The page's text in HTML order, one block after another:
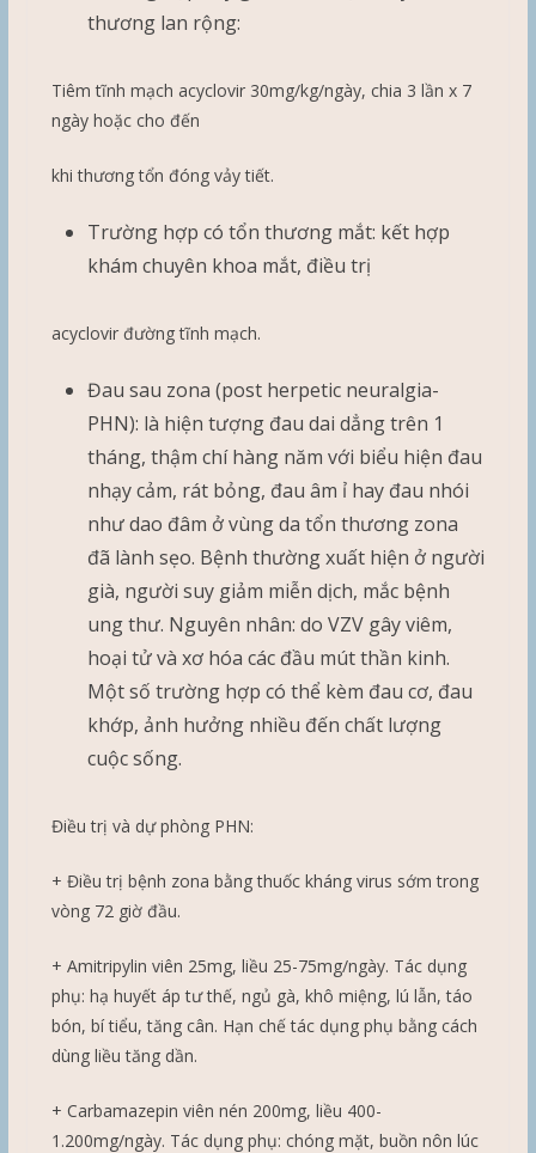
thương lan rộng:
Tiêm tĩnh mạch acyclovir 30mg/kg/ngày, chia 3 lần x 7
ngày hoặc cho đến
khi thương tổn đóng vảy tiết.
Trường hợp có tổn thương mắt: kết hợp
khám chuyên khoa mắt, điều trị
acyclovir đường tĩnh mạch.
Đau sau zona (post herpetic neuralgia-
PHN): là hiện tượng đau dai dẳng trên 1
tháng, thậm chí hàng năm với biểu hiện đau
nhạy cảm, rát bỏng, đau âm ỉ hay đau nhói
như dao đâm ở vùng da tổn thương zona
đã lành sẹo. Bệnh thường xuất hiện ở người
già, người suy giảm miễn dịch, mắc bệnh
ung thư. Nguyên nhân: do VZV gây viêm,
hoại tử và xơ hóa các đầu mút thần kinh.
Một số trường hợp có thể kèm đau cơ, đau
khớp, ảnh hưởng nhiều đến chất lượng
cuộc sống.
Điều trị và dự phòng PHN:
+ Điều trị bệnh zona bằng thuốc kháng virus sớm trong
vòng 72 giờ đầu.
+ Amitripylin viên 25mg, liều 25-75mg/ngày. Tác dụng
phụ: hạ huyết áp tư thế, ngủ gà, khô miệng, lú lẫn, táo
bón, bí tiểu, tăng cân. Hạn chế tác dụng phụ bằng cách
dùng liều tăng dần.
+ Carbamazepin viên nén 200mg, liều 400-
1.200mg/ngày. Tác dụng phụ: chóng mặt, buồn nôn lúc